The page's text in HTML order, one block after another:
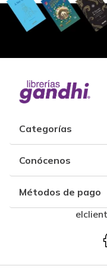
Categorías
Conócenos
Métodos de pago